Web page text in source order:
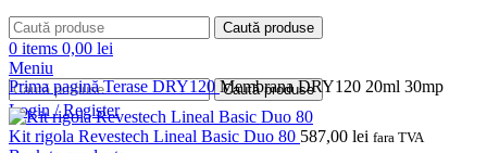
Caută produse
0 items 0,00 lei
Meniu
Caută produse
Login / Register
Prima paginăTerase DRY120Membrana DRY120 20ml 30mp
Kit rigola Revestech Lineal Basic Duo 80 587,00 lei fara TVA